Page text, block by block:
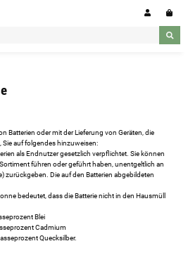
Batterien oder mit der Lieferung von Geräten, die
Sie auf folgendes hinzuweisen:
als Endnutzer gesetzlich verpflichtet. Sie können
führen oder geführt haben, unentgeltlich an
zurückgeben. Die auf den Batterien abgebildeten
bedeutet, dass die Batterie nicht in den Hausmüll
Blei
Cadmium
Quecksilber.